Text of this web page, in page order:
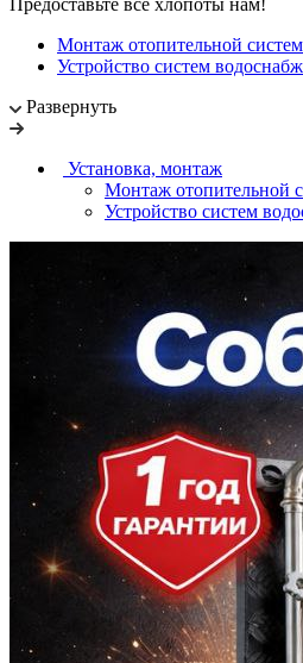
Монтаж отопительной
Устройство систем
Развернуть
Установка, монтаж
Монтаж отопительной
Устройство систем